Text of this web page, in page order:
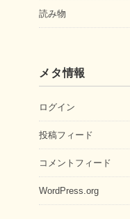
読み物
メタ情報
ログイン
投稿フィード
コメントフィード
WordPress.org